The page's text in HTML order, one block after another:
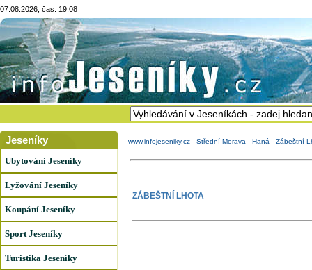
07.08.2026, čas: 19:08
Jeseníky
Ubytování Jeseníky
Lyžování Jeseníky
Koupání Jeseníky
Sport Jeseníky
Turistika Jeseníky
www.infojeseniky.cz - Střední Morava - Haná - Zábeštní
ZÁBEŠTNÍ LHOTA